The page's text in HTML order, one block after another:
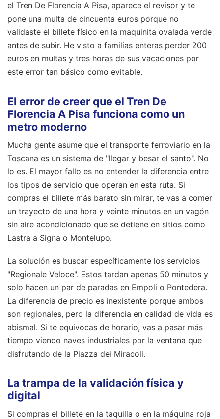
el Tren De Florencia A Pisa, aparece el revisor y te
pone una multa de cincuenta euros porque no
validaste el billete físico en la maquinita ovalada verde
antes de subir. He visto a familias enteras perder 200
euros en multas y tres horas de sus vacaciones por
este error tan básico como evitable.
El error de creer que el Tren De
Florencia A Pisa funciona como un
metro moderno
Mucha gente asume que el transporte ferroviario en la
Toscana es un sistema de "llegar y besar el santo". No
lo es. El mayor fallo es no entender la diferencia entre
los tipos de servicio que operan en esta ruta. Si
compras el billete más barato sin mirar, te vas a comer
un trayecto de una hora y veinte minutos en un vagón
sin aire acondicionado que se detiene en sitios como
Lastra a Signa o Montelupo.
La solución es buscar específicamente los servicios
"Regionale Veloce". Estos tardan apenas 50 minutos y
solo hacen un par de paradas en Empoli o Pontedera.
La diferencia de precio es inexistente porque ambos
son regionales, pero la diferencia en calidad de vida es
abismal. Si te equivocas de horario, vas a pasar más
tiempo viendo naves industriales por la ventana que
disfrutando de la Piazza dei Miracoli.
La trampa de la validación física y
digital
Si compras el billete en la taquilla o en la máquina roja